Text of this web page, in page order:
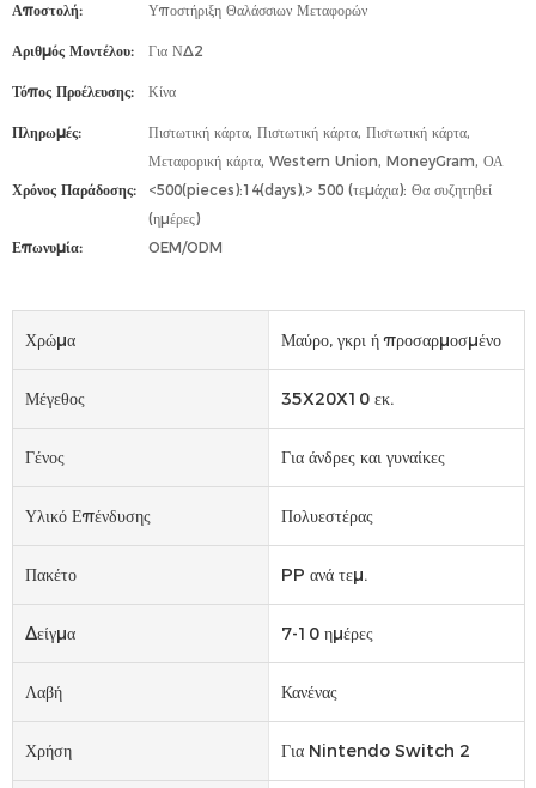
Αποστολή: Υποστήριξη Θαλάσσιων Μεταφορών
Αριθμός Μοντέλου: Για ΝΔ2
Τόπος Προέλευσης: Κίνα
Πληρωμές:
Πιστωτική κάρτα, Πιστωτική κάρτα, Πιστωτική κάρτα,
Μεταφορική κάρτα, Western Union, MoneyGram, ΟΑ
Χρόνος Παράδοσης:
<500(pieces):14(days),> 500 (τεμάχια): Θα συζητηθεί
(ημέρες)
Επωνυμία:
OEM/ODM
Χρώμα Μαύρο, γκρι ή προσαρμοσμένο
Μέγεθος 35X20X10 εκ.
Γένος Για άνδρες και γυναίκες
Υλικό Επένδυσης Πολυεστέρας
Πακέτο PP ανά τεμ.
Δείγμα 7-10 ημέρες
Λαβή Κανένας
Χρήση Για Nintendo Switch 2